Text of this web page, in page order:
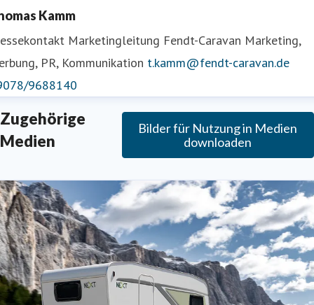
Kamm
Marketingleitung Fendt-Caravan Marketing,
PR, Kommunikation t.kamm@fendt-caravan.de
9688140
Zugehörige
Medien
Bilder für Nutzung in Medien
downloaden